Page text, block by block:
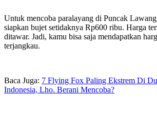
Untuk mencoba paralayang di Puncak
siapkan bujet setidaknya Rp600 ribu. Harga
ditawar. Jadi, kamu bisa saja mendapatkan
terjangkau.
Baca Juga: 7 Flying Fox Paling Ekstrem Di
Indonesia, Lho. Berani Mencoba?